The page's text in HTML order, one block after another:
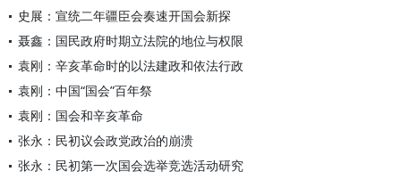
史展：宣统二年疆臣会奏速开国会新探
聂鑫：国民政府时期立法院的地位与权限
袁刚：辛亥革命时的以法建政和依法行政
袁刚：中国“国会”百年祭
袁刚：国会和辛亥革命
张永：民初议会政党政治的崩溃
张永：民初第一次国会选举竞选活动研究